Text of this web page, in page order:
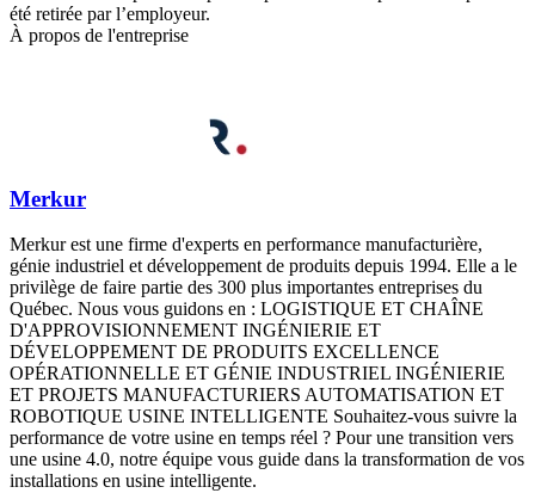
été retirée par l’employeur.
À propos de l'entreprise
Merkur
Merkur est une firme d'experts en performance manufacturière,
génie industriel et développement de produits depuis 1994. Elle a le
privilège de faire partie des 300 plus importantes entreprises du
Québec. Nous vous guidons en : LOGISTIQUE ET CHAÎNE
D'APPROVISIONNEMENT INGÉNIERIE ET
DÉVELOPPEMENT DE PRODUITS EXCELLENCE
OPÉRATIONNELLE ET GÉNIE INDUSTRIEL INGÉNIERIE
ET PROJETS MANUFACTURIERS AUTOMATISATION ET
ROBOTIQUE USINE INTELLIGENTE Souhaitez-vous suivre la
performance de votre usine en temps réel ? Pour une transition vers
une usine 4.0, notre équipe vous guide dans la transformation de vos
installations en usine intelligente.